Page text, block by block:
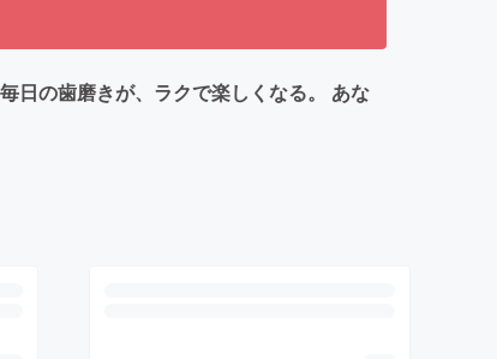
日の歯磨きが、ラクで楽しくなる。 あな